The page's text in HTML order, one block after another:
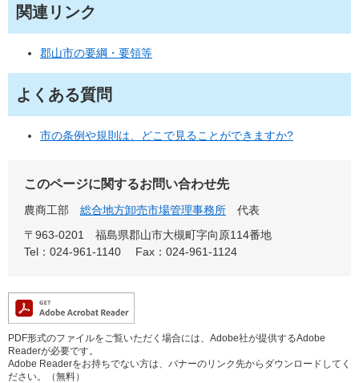
関連リンク
郡山市の要綱・要領等
よくある質問
市の条例や規則は、どこで見ることができますか?
このページに関するお問い合わせ先
農商工部 総合地方卸売市場管理事務所
代表
〒963-0201
福島県郡山市大槻町字向原114番地
Tel：024-961-1140
Fax：024-961-1124
PDF形式のファイルをご覧いただく場合には、Adobe社が提供するAdobe
Readerが必要です。
Adobe Readerをお持ちでない方は、バナーのリンク先からダウンロードしてく
ださい。（無料）